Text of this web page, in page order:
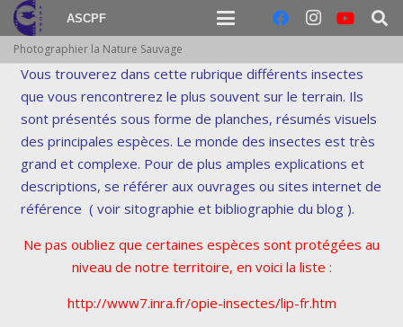
ASCPF
Photographier la Nature Sauvage
Vous trouverez dans cette rubrique différents insectes
que vous rencontrerez le plus souvent sur le terrain. Ils
sont présentés sous forme de planches, résumés visuels
des principales espèces. Le monde des insectes est très
grand et complexe. Pour de plus amples explications et
descriptions, se référer aux ouvrages ou sites internet de
référence ( voir sitographie et bibliographie du blog ).
Ne pas oubliez que certaines espèces sont protégées au
niveau de notre territoire, en voici la liste :
http://www7.inra.fr/opie-insectes/lip-fr.htm